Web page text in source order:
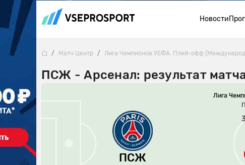
Новости
ПСЖ - Арсенал: результат
Матч Центр Лига Чемпионов УЕФА. Плей-офф
ПСЖ
Лига